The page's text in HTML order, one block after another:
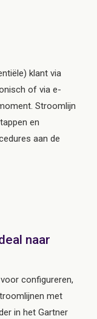
klant via
of via e-
Stroomlijn
en
aan de
naar
configureren,
met
in het Gartner